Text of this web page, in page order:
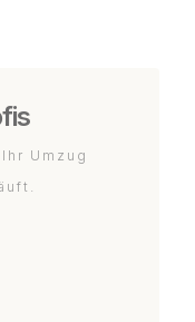
Umzug